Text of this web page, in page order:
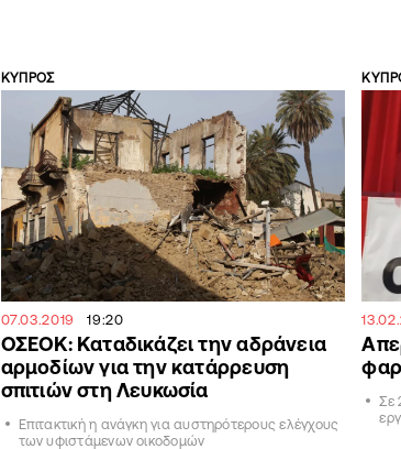
ΚΥΠΡΟΣ
07.03.2019 19:20
ΟΣΕΟΚ: Καταδικάζει την αδράνεια
αρμοδίων για την κατάρρευση
σπιτιών στη Λευκωσία
Επιτακτική η ανάγκη για αυστηρότερους ελέγχους
των υφιστάμενων οικοδομών
Σε